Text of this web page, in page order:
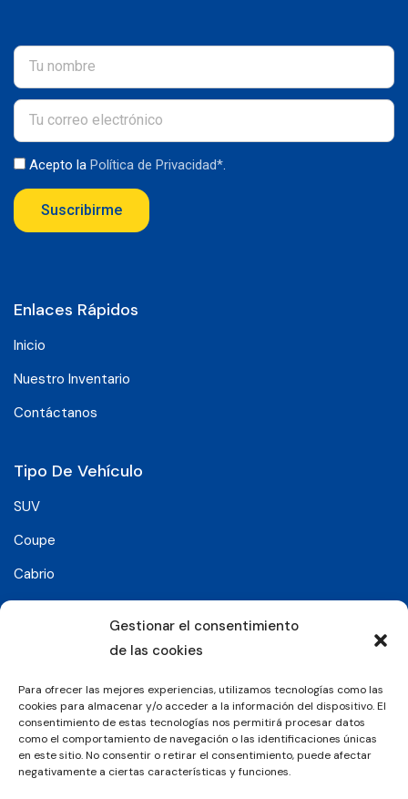
Gestionar el consentimiento
de las cookies
Para ofrecer las mejores experiencias, utilizamos tecnologías como las
cookies para almacenar y/o acceder a la información del dispositivo. El
consentimiento de estas tecnologías nos permitirá procesar datos
como el comportamiento de navegación o las identificaciones únicas
en este sitio. No consentir o retirar el consentimiento, puede afectar
negativamente a ciertas características y funciones.
Acepto la Política de Privacidad*.
Suscribirme
Enlaces Rápidos
Inicio
Nuestro Inventario
Contáctanos
Tipo De Vehículo
SUV
Coupe
Cabrio
Síguenos en: